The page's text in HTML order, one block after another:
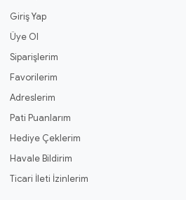
Giriş Yap
Üye Ol
Siparişlerim
Favorilerim
Adreslerim
Pati Puanlarım
Hediye Çeklerim
Havale Bildirim
Ticari İleti İzinlerim